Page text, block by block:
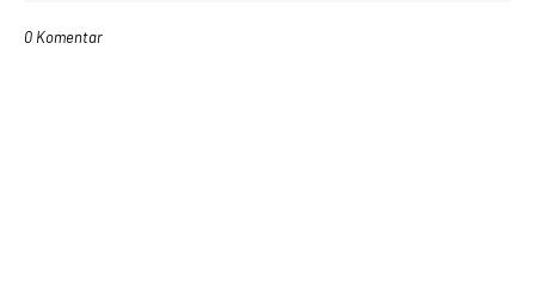
0 Komentar